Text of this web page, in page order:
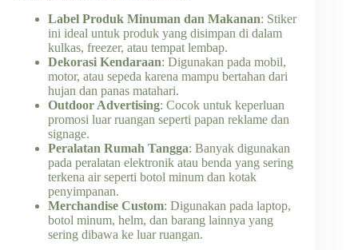
Label Produk Minuman dan Makanan: Stiker
ini ideal untuk produk yang disimpan di dalam
kulkas, freezer, atau tempat lembap.
Dekorasi Kendaraan: Digunakan pada mobil,
motor, atau sepeda karena mampu bertahan dari
hujan dan panas matahari.
Outdoor Advertising: Cocok untuk keperluan
promosi luar ruangan seperti papan reklame dan
signage.
Peralatan Rumah Tangga: Banyak digunakan
pada peralatan elektronik atau benda yang sering
terkena air seperti botol minum dan kotak
penyimpanan.
Merchandise Custom: Digunakan pada laptop,
botol minum, helm, dan barang lainnya yang
sering dibawa ke luar ruangan.